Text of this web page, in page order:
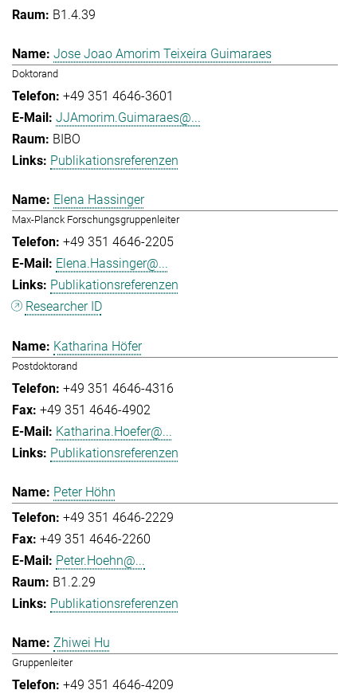
B1.4.39
Jose Joao Amorim Teixeira Guimaraes
Doktorand
+49 351 4646-3601
JJAmorim.Guimaraes@...
BIBO
Publikationsreferenzen
Elena Hassinger
Max-Planck Forschungsgruppenleiter
+49 351 4646-2205
Elena.Hassinger@...
Publikationsreferenzen
Researcher ID
Katharina Höfer
Postdoktorand
+49 351 4646-4316
+49 351 4646-4902
Katharina.Hoefer@...
Publikationsreferenzen
Peter Höhn
+49 351 4646-2229
+49 351 4646-2260
Peter.Hoehn@...
B1.2.29
Publikationsreferenzen
Zhiwei Hu
Gruppenleiter
+49 351 4646-4209